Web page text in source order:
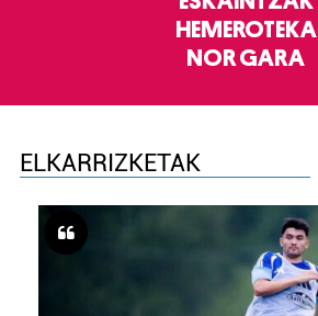
HEMEROTEKA
NOR GARA
ELKARRIZKETAK